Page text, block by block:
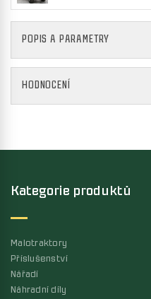
POPIS A PARAMETRY
HODNOCENÍ
Kategorie produktů
Malotraktory
Příslušenství
Nářadí
Náhradní díly